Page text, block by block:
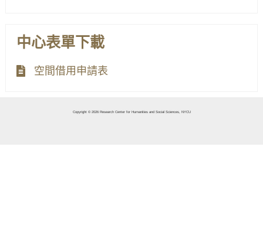
中心表單下載
空間借用申請表
Copyright © 2026 Research Center for Humanities and Social Sciences, NYCU